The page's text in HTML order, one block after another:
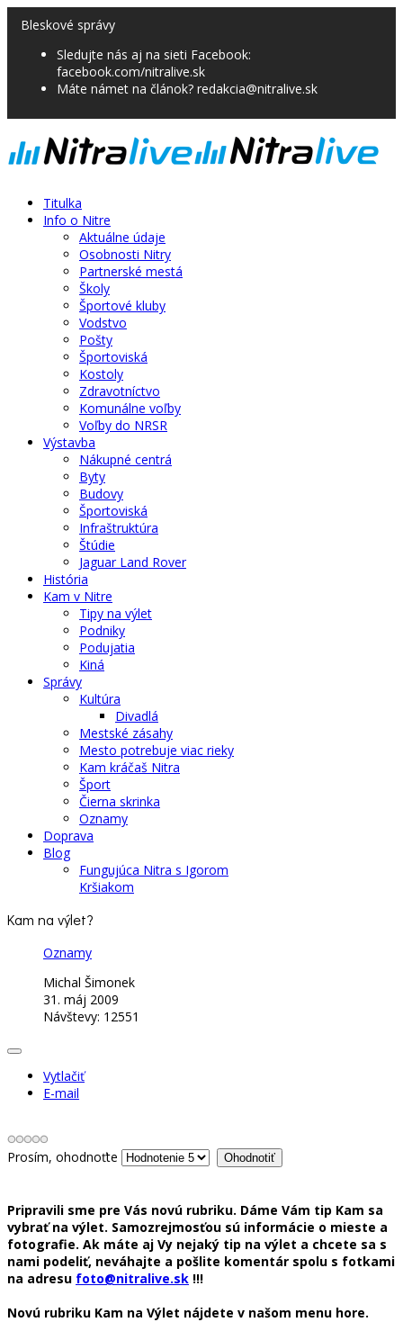
Bleskové správy
Sledujte nás aj na sieti Facebook:
facebook.com/nitralive.sk
Máte námet na článok? redakcia@nitralive.sk
Titulka
Info o Nitre
Aktuálne údaje
Osobnosti Nitry
Partnerské mestá
Školy
Športové kluby
Vodstvo
Pošty
Športoviská
Kostoly
Zdravotníctvo
Komunálne voľby
Voľby do NRSR
Výstavba
Nákupné centrá
Byty
Budovy
Športoviská
Infraštruktúra
Štúdie
Jaguar Land Rover
História
Kam v Nitre
Tipy na výlet
Podniky
Podujatia
Kiná
Správy
Kultúra
Divadlá
Mestské zásahy
Mesto potrebuje viac rieky
Kam kráčaš Nitra
Šport
Čierna skrinka
Oznamy
Doprava
Blog
Fungujúca Nitra s Igorom
Kršiakom
Kam na výlet?
Oznamy
Michal Šimonek
31. máj 2009
Návštevy: 12551
Vytlačiť
E-mail
Prosím, ohodnoťte
Pripravili sme pre Vás novú rubriku. Dáme Vám tip Kam sa
vybrať na výlet. Samozrejmosťou sú informácie o mieste a
fotografie. Ak máte aj Vy nejaký tip na výlet a chcete sa s
nami podeliť, neváhajte a pošlite komentár spolu s fotkami
na adresu foto@nitralive.sk !!!
Novú rubriku Kam na Výlet nájdete v našom menu hore.